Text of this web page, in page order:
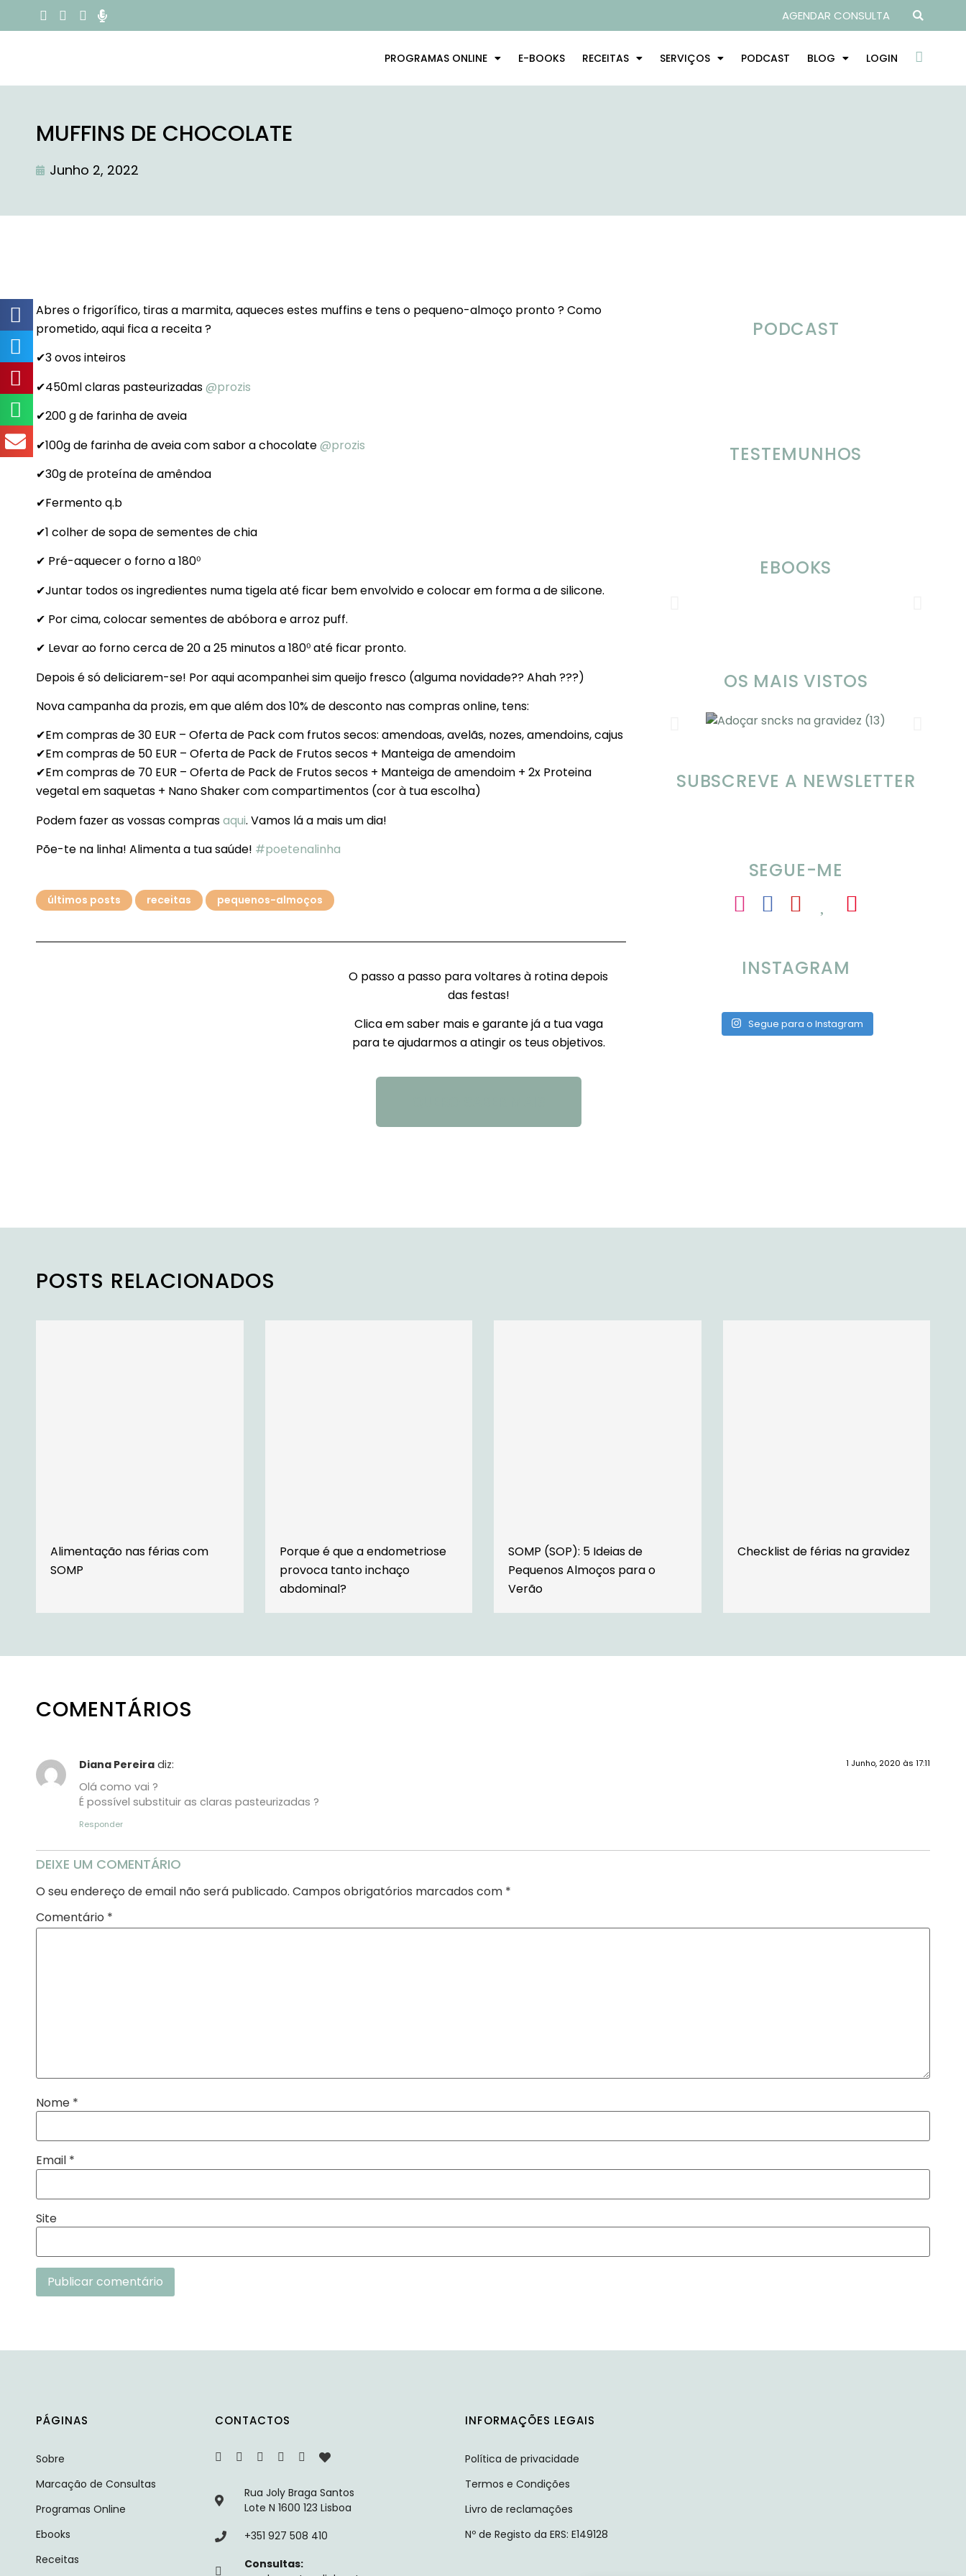
AGENDAR CONSULTA
PROGRAMAS ONLINE E-BOOKS RECEITAS SERVIÇOS PODCAST BLOG LOGIN
MUFFINS DE CHOCOLATE
Junho 2, 2022
Abres o frigorífico, tiras a marmita, aqueces estes muffins e tens o pequeno-almoço pronto ? Como
prometido, aqui fica a receita ?
✔3 ovos inteiros
✔450ml claras pasteurizadas@prozis
✔200 g de farinha de aveia
✔100g de farinha de aveia com sabor a chocolate@prozis
✔30g de proteína de amêndoa
✔Fermento q.b
✔1 colher de sopa de sementes de chia
✔ Pré-aquecer o forno a 180⁰
✔Juntar todos os ingredientes numa tigela até ficar bem envolvido e colocar em forma a de silicone.
✔ Por cima, colocar sementes de abóbora e arroz puff.
✔ Levar ao forno cerca de 20 a 25 minutos a 180⁰ até ficar pronto.
Depois é só deliciarem-se! Por aqui acompanhei sim queijo fresco (alguma novidade?? Ahah ???)
Nova campanha da prozis, em que além dos 10% de desconto nas compras online, tens:
✔Em compras de 30 EUR – Oferta de Pack com frutos secos: amendoas, avelãs, nozes, amendoins, cajus
✔Em compras de 50 EUR – Oferta de Pack de Frutos secos + Manteiga de amendoim
✔Em compras de 70 EUR – Oferta de Pack de Frutos secos + Manteiga de amendoim + 2x Proteina
vegetal em saquetas + Nano Shaker com compartimentos (cor à tua escolha)
Podem fazer as vossas comprasaqui. Vamos lá a mais um dia!
Põe-te na linha! Alimenta a tua saúde! #poetenalinha
últimos posts receitas pequenos-almoços
O passo a passo para voltares à rotina depois
das festas!
Clica em saber mais e garante já a tua vaga
para te ajudarmos a atingir os teus objetivos.
PODCAST
TESTEMUNHOS
EBOOKS
OS MAIS VISTOS
Alimentação nas férias com SOMP
SUBSCREVE A NEWSLETTER
SEGUE-ME
INSTAGRAM
Segue para o Instagram
POSTS RELACIONADOS
Alimentação nas férias com
SOMP
Porque é que a endometriose
provoca tanto inchaço
abdominal?
SOMP (SOP): 5 Ideias de
Pequenos Almoços para o
Verão
Checklist de férias na gravidez
COMENTÁRIOS
Diana Pereira diz: 1 Junho, 2020 às 17:11
Olá como vai ?
É possível substituir as claras pasteurizadas ?
Responder
DEIXE UM COMENTÁRIO
O seu endereço de email não será publicado. Campos obrigatórios marcados com *
Comentário *
Nome *
Email *
Site
PÁGINAS
Sobre
Marcação de Consultas
Programas Online
Ebooks
Receitas
CONTACTOS
Rua Joly Braga Santos
Lote N 1600 123 Lisboa
+351 927 508 410
Consultas:
INFORMAÇÕES LEGAIS
Política de privacidade
Termos e Condições
Livro de reclamações
Nº de Registo da ERS: E149128